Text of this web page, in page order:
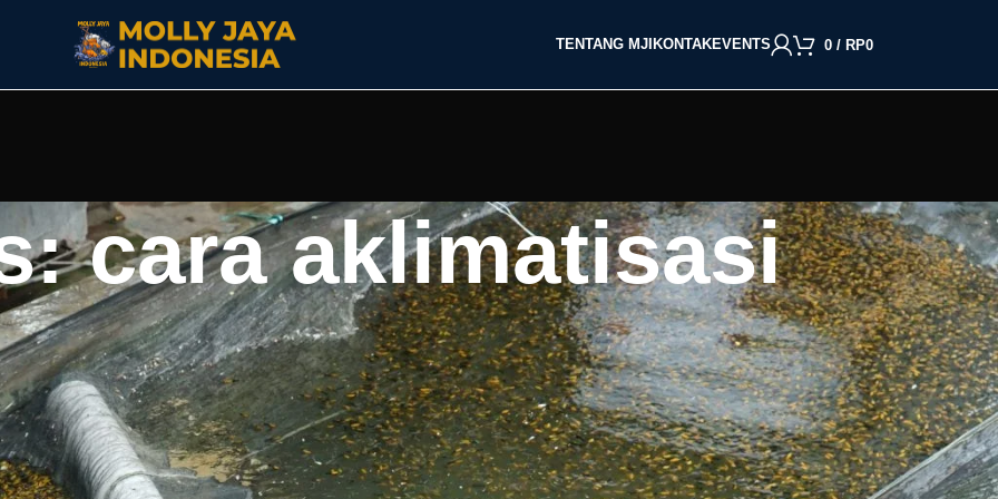
TENTANG MJI KONTAKEVENTS 0 / RP0
cara aklimatisasi
15-30 menit, tambahkan air sedikit demi sedikit,
cara ini membantu ikan baru tetap sehat, aktif, dan
BACA BERDASARKAN JENIS IKAN